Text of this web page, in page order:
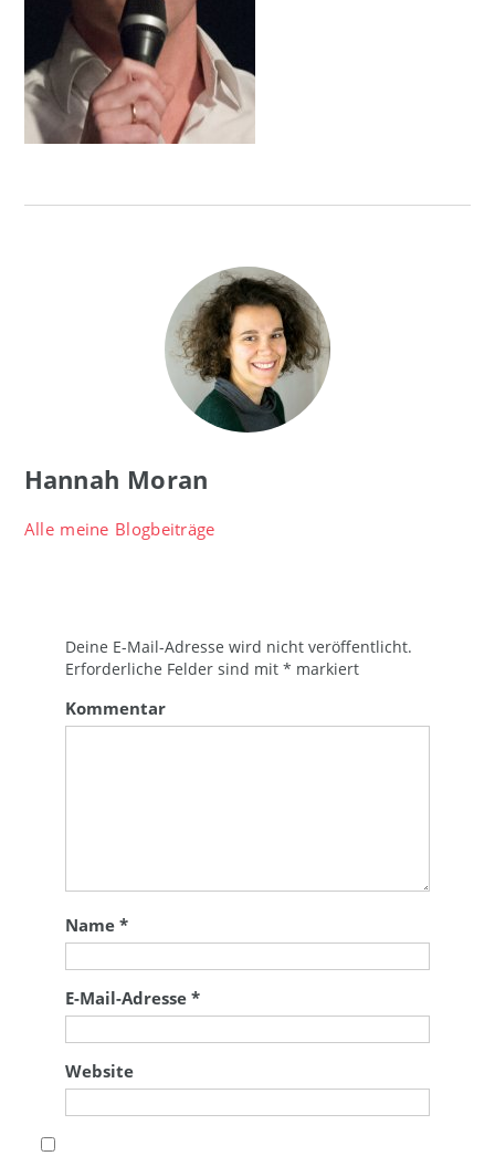
Hannah Moran
Alle meine Blogbeiträge
Deine E-Mail-Adresse wird nicht veröffentlicht.
Erforderliche Felder sind mit* markiert
Kommentar
Name*
E-Mail-Adresse*
Website